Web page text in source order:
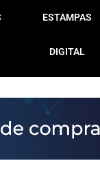
ESTAMPAS
DIGITAL